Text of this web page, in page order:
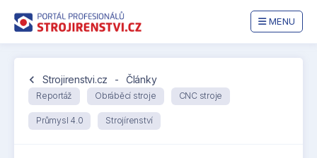
MENU
chevron_left Strojirenstvi.cz - Články
Reportáž Obráběcí stroje CNC stroje
Průmysl 4.0 Strojírenství